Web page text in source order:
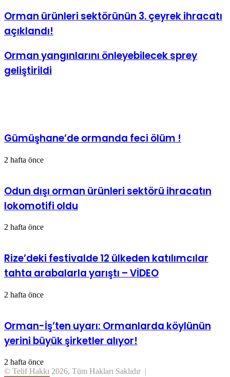
Orman ürünleri sektörünün 3. çeyrek ihracatı
açıklandı!
Orman yangınlarını önleyebilecek sprey
geliştirildi
Gümüşhane’de ormanda feci ölüm !
2 hafta önce
Odun dışı orman ürünleri sektörü ihracatın
lokomotifi oldu
2 hafta önce
Rize’deki festivalde 12 ülkeden katılımcılar
tahta arabalarla yarıştı – VİDEO
2 hafta önce
Orman-İş’ten uyarı: Ormanlarda köylünün
yerini büyük şirketler alıyor!
2 hafta önce
© Telif Hakkı 2026, Tüm Hakları Saklıdır |